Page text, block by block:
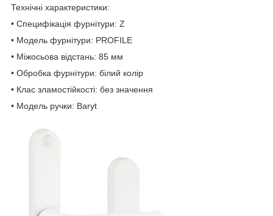
Технічні характеристики:
• Специфікація фурнітури: Z
• Модель фурнітури: PROFILE
• Міжосьова відстань: 85 мм
• Обробка фурнітури: білий колір
• Клас зламостійкості: без значення
• Модель ручки: Baryt